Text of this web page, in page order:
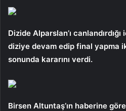
Dizide Alparslan’ı
diziye devam edip final yapma
sonunda kararını verdi.
Birsen Altuntaş’ın haberine